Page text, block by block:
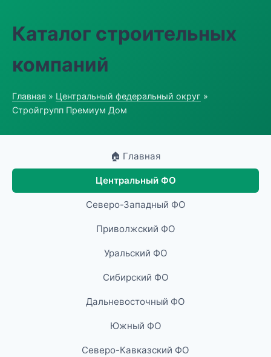
Каталог строительных
компаний
Главная » Центральный федеральный округ »
Стройгрупп Премиум Дом
🏠 Главная
Центральный ФО
Северо-Западный ФО
Приволжский ФО
Уральский ФО
Сибирский ФО
Дальневосточный ФО
Южный ФО
Северо-Кавказский ФО